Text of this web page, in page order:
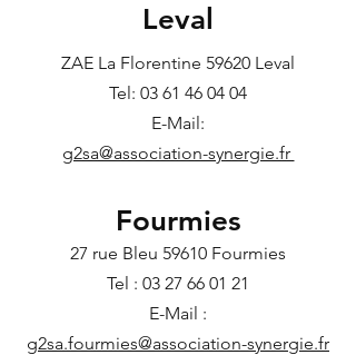
Leval
ZAE La Florentine 59620 Leval
Tel: 03 61 46 04 04
E-Mail:
g2sa@association-synergie.fr
Fourmies
27 rue Bleu 59610 Fourmies
Tel : 03 27 66 01 21
E-Mail :
g2sa.fourmies@association-synergie.fr